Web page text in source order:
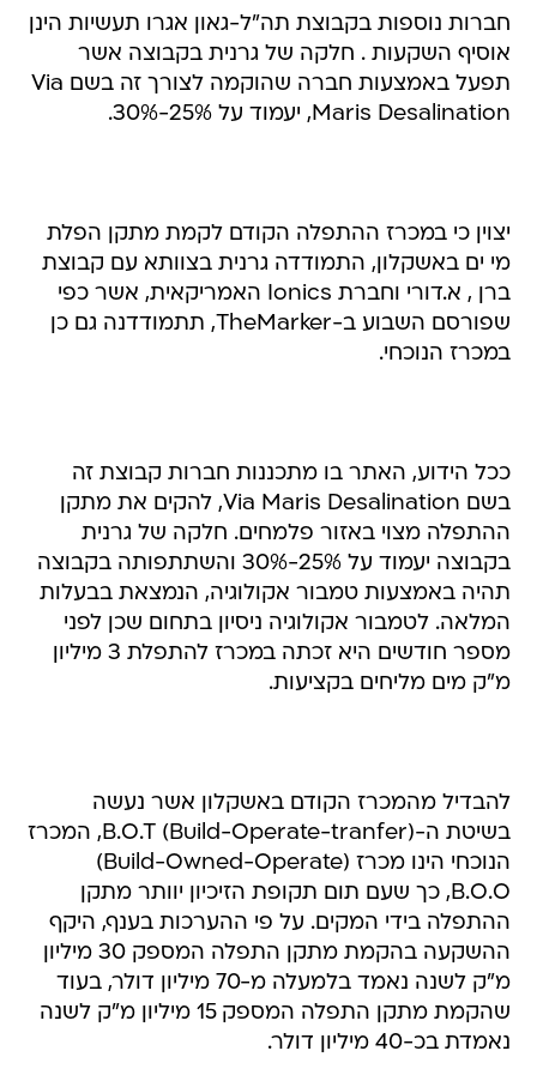
חברות נוספות בקבוצת תה"ל-גאון אגרו תעשיות הינן
אוסיף השקעות . חלקה של גרנית בקבוצה אשר
תפעל באמצעות חברה שהוקמה לצורך זה בשם Via
Maris Desalination, יעמוד על 25%-30%.
יצוין כי במכרז ההתפלה הקודם לקמת מתקן הפלת
מי ים באשקלון, התמודדה גרנית בצוותא עם קבוצת
ברן , א.דורי וחברת Ionics האמריקאית, אשר כפי
שפורסם השבוע ב-TheMarker, תתמודדנה גם כן
במכרז הנוכחי.
ככל הידוע, האתר בו מתכננות חברות קבוצת זה
בשם Via Maris Desalination, להקים את מתקן
ההתפלה מצוי באזור פלמחים. חלקה של גרנית
בקבוצה יעמוד על 25%-30% והשתתפותה בקבוצה
תהיה באמצעות טמבור אקולוגיה, הנמצאת בבעלות
המלאה. לטמבור אקולוגיה ניסיון בתחום שכן לפני
מספר חודשים היא זכתה במכרז להתפלת 3 מיליון
מ"ק מים מליחים בקציעות.
להבדיל מהמכרז הקודם באשקלון אשר נעשה
בשיטת ה-B.O.T (Build-Operate-tranfer), המכרז
הנוכחי הינו מכרז (Build-Owned-Operate)
B.O.O, כך שעם תום תקופת הזיכיון יוותר מתקן
ההתפלה בידי המקים. על פי ההערכות בענף, היקף
ההשקעה בהקמת מתקן התפלה המספק 30 מיליון
מ"ק לשנה נאמד בלמעלה מ-70 מיליון דולר, בעוד
שהקמת מתקן התפלה המספק 15 מיליון מ"ק לשנה
נאמדת בכ-40 מיליון דולר.